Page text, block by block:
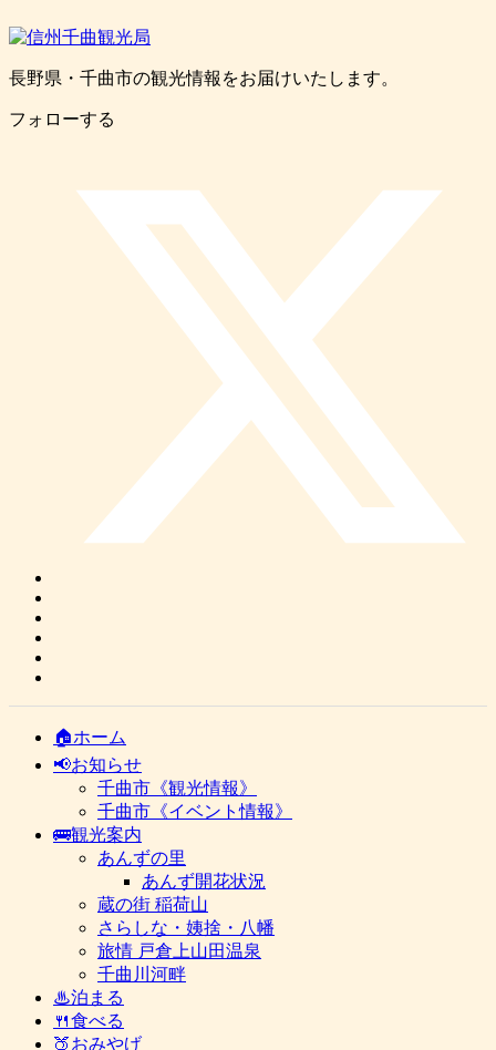
長野県・千曲市の観光情報をお届けいたします。
フォローする
🏠ホーム
📢お知らせ
千曲市《観光情報》
千曲市《イベント情報》
🚌観光案内
あんずの里
あんず開花状況
蔵の街 稲荷山
さらしな・姨捨・八幡
旅情 戸倉上山田温泉
千曲川河畔
♨泊まる
🍴食べる
🍑おみやげ